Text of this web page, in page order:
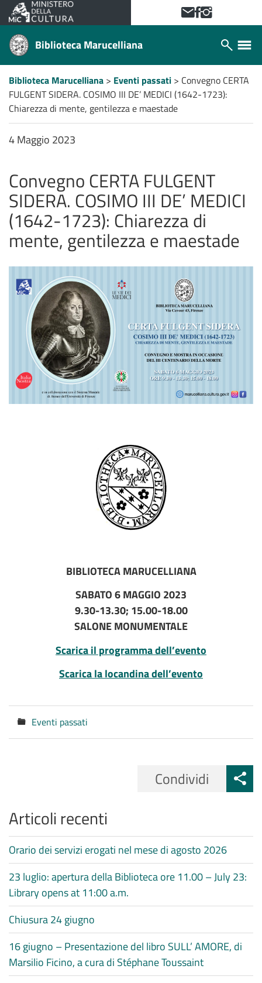
VAI AL CONTENUTO PRINCIPALE
Contattaci!
Facebook
Instagram
Biblioteca Marucelliana
Apri/
laterale
Apri/chiudi
ricerca
Percorso
a
"briciole
di
pane"
Biblioteca Marucelliana > Eventi passati > Convegno CERTA
FULGENT SIDERA. COSIMO III DE’ MEDICI (1642-1723):
Chiarezza di mente, gentilezza e maestade
4 Maggio 2023
Convegno CERTA FULGENT
SIDERA. COSIMO III DE’ MEDICI
(1642-1723): Chiarezza di
mente, gentilezza e maestade
BIBLIOTECA MARUCELLIANA
SABATO 6 MAGGIO 2023
9.30-13.30; 15.00-18.00
SALONE MONUMENTALE
Scarica il programma dell’evento
Scarica la locandina dell’evento
Categorie
Eventi passati
Condividi
Articoli recenti
Orario dei servizi erogati nel mese di agosto 2026
23 luglio: apertura della Biblioteca ore 11.00 – July 23:
Library opens at 11:00 a.m.
Chiusura 24 giugno
16 giugno – Presentazione del libro SULL’ AMORE, di
Marsilio Ficino, a cura di Stéphane Toussaint